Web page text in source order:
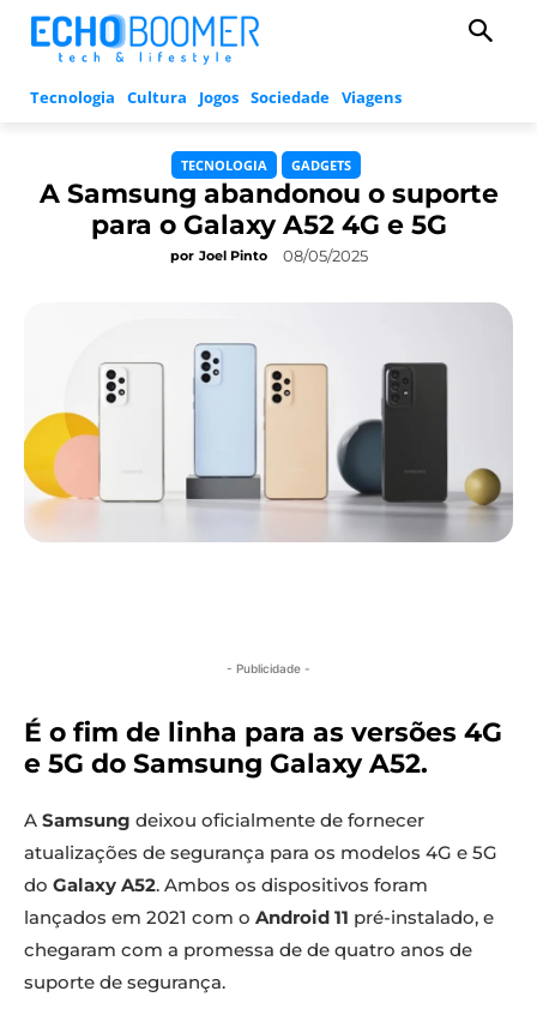
Tecnologia Cultura Jogos Sociedade Viagens
TECNOLOGIA GADGETS
A Samsung abandonou o suporte
para o Galaxy A52 4G e 5G
por Joel Pinto 08/05/2025
- Publicidade -
É o fim de linha para as versões 4G
e 5G do Samsung Galaxy A52.
A Samsung deixou oficialmente de fornecer
atualizações de segurança para os modelos 4G e 5G
do Galaxy A52. Ambos os dispositivos foram
lançados em 2021 com o Android 11 pré-instalado, e
chegaram com a promessa de de quatro anos de
suporte de segurança.